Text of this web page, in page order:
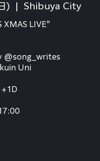
) Shibuya City
XMAS LIVE”
@song_writes
Uni